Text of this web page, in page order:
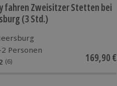
fahren Zweisitzer Stetten bei
(3 Std.)
Personen
(6) 169,90 €